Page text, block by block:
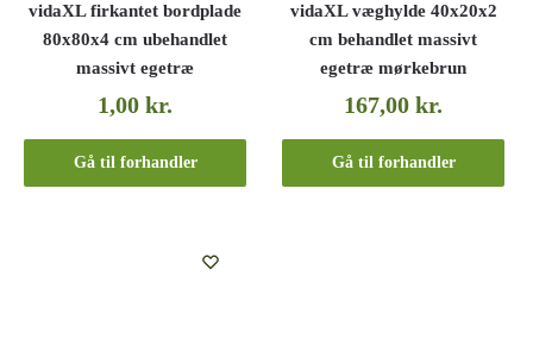
vidaXL firkantet bordplade
80x80x4 cm ubehandlet
massivt egetræ
1,00kr.
Gå til forhandler
vidaXL væghylde 40x20x2
cm behandlet massivt
egetræ mørkebrun
167,00kr.
Gå til forhandler